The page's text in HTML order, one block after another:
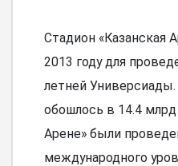
Стадион «Казанская
2013 году для
летней
обошлось в 14.4 млрд
Арене» были
международного